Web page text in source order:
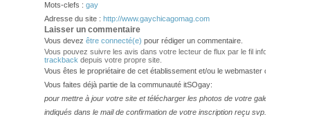
Mots-clefs : gay
Adresse du site : http://www.gaychicagomag.com
Laisser un commentaire
Vous devez être connecté(e) pour rédiger un commentaire.
Vous pouvez suivre les avis dans votre lecteur de flux par le fil info
trackback depuis votre propre site.
Vous êtes le propriétaire de cet établissement et/ou le webmaster de ce site?
Vous faites déjà partie de la communauté itSOgay:
pour mettre à jour votre site et télécharger les photos de votre galerie,
indiqués dans le mail de confirmation de votre inscription reçu svp.